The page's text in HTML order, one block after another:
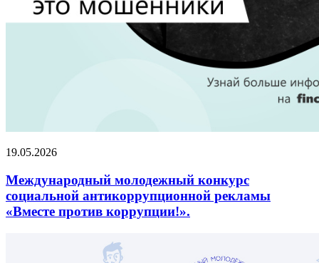
19.05.2026
Международный молодежный конкурс
социальной антикоррупционной рекламы
«Вместе против коррупции!».